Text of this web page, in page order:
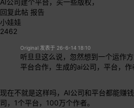
回复此帖 报告
小娃娃
2462
Original 发表于 26-6-14 18:10
听旦旦这么说，忽然想到一个运作
平台合作，生成的ai公司，平台，
现在不就是这样吗，AI公司和平台都能赚
司，1个平台，100万个作者。